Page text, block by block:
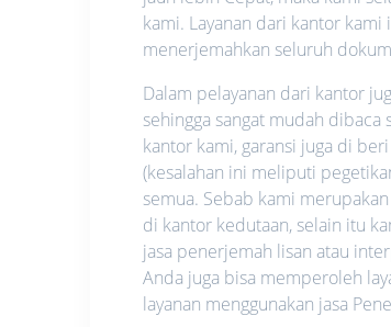
kami. Layanan dari kantor
menerjemahkan seluruh
Dalam pelayanan dari kantor
sehingga sangat mudah
kantor kami, garansi juga di
(kesalahan ini meliputi
semua. Sebab kami
di kantor kedutaan, selain itu
jasa penerjemah lisan atau
Anda juga bisa memperoleh
layanan menggunakan jasa